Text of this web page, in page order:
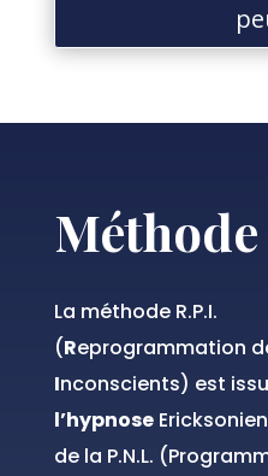
Méthode
La méthode R.P.I.
(Reprogrammation
Inconscients) est
l’hypnose
de la P.N.L.